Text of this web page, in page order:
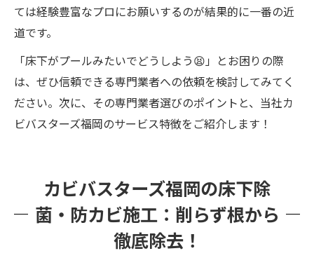
ては経験豊富なプロにお願いするのが結果的に一番の近
道です。
「床下がプールみたいでどうしよう😫」とお困りの際
は、ぜひ信頼できる専門業者への依頼を検討してみてく
ださい。次に、その専門業者選びのポイントと、当社カ
ビバスターズ福岡のサービス特徴をご紹介します！
カビバスターズ福岡の床下除
菌・防カビ施工：削らず根から
徹底除去！